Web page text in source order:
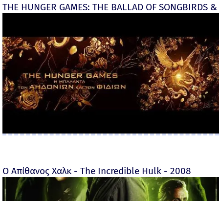
THE HUNGER GAMES: THE BALLAD OF SONGBIRDS
Ο Απίθανος Χαλκ - The Incredible Hulk - 2008